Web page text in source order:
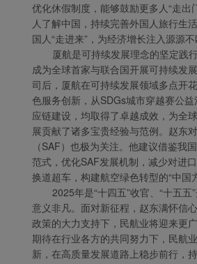
优化休假制度，能够鼓励更多人“走出
人了解中国，持续完善外国人旅行生
国人“走进来”，为经济增长注入源源不
厦航是可持续发展理念的坚定践
成为全球首家与联合国开展可持续发
司后，厦航在可持续发展领域多点开
色服务创新，从SDGs城市穿越赛公
应链建设，均取得了卓越成效，为全
展贡献了诸多宝贵经验与范例。赵东
（SAF）也极为关注。他建议借鉴我
范式，优化SAF发展机制，减少对进
换道超车，构建航空绿色转型的“中国方
2025年是“十四五”收官、“十五五
意义非凡。面对新征程，赵东满怀信
政策的大力支持下，民航业将迎来更
期待在行业各方的共同努力下，民航
新，在高质量发展道路上稳步前行，